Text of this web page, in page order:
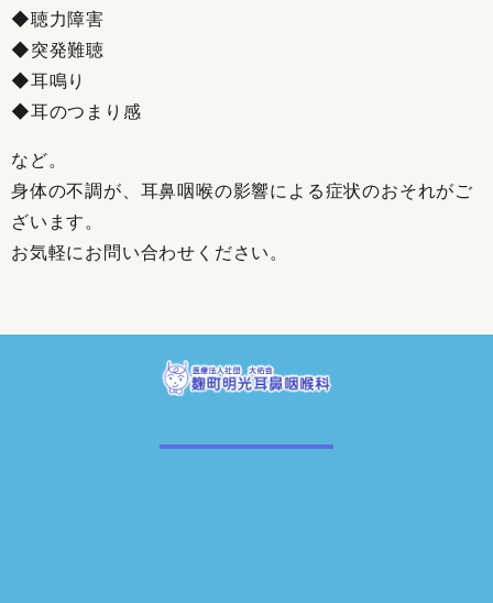
◆聴力障害
◆突発難聴
◆耳鳴り
◆耳のつまり感
など。
身体の不調が、耳鼻咽喉の影響による症状のおそれがご
ざいます。
お気軽にお問い合わせください。